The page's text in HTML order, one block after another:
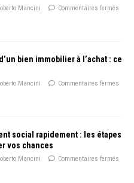
Mancini Commentaires fermés
bien immobilier à l’achat : ce
Mancini Commentaires fermés
social rapidement : les étapes
vos chances
Mancini Commentaires fermés